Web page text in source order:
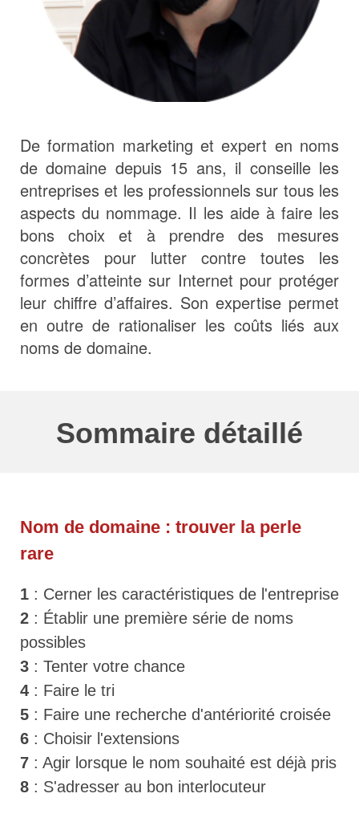
De formation marketing et expert en noms
de domaine depuis 15 ans, il conseille les
entreprises et les professionnels sur tous les
aspects du nommage. Il les aide à faire les
bons choix et à prendre des mesures
concrètes pour lutter contre toutes les
formes d’atteinte sur Internet pour protéger
leur chiffre d’affaires. Son expertise permet
en outre de rationaliser les coûts liés aux
noms de domaine.
Sommaire détaillé
Nom de domaine : trouver la perle
rare
1 : Cerner les caractéristiques de l'entreprise
2 : Établir une première série de noms
possibles
3 : Tenter votre chance
4 : Faire le tri
5 : Faire une recherche d'antériorité croisée
6 : Choisir l'extensions
7 : Agir lorsque le nom souhaité est déjà pris
8 : S'adresser au bon interlocuteur